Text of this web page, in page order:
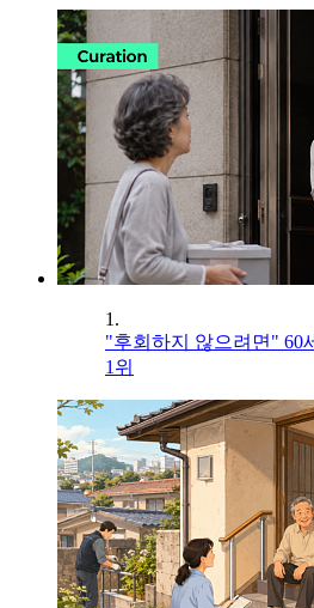
1.
"후회하지 않으려면" 60
1위